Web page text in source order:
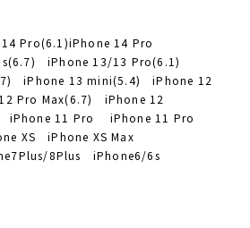
Pro(6.1)iPhone 14 Pro
iPhone 13/13 Pro(6.1)
iPhone 13 mini(5.4) iPhone 12
Pro Max(6.7) iPhone 12
11 Pro iPhone 11 Pro
XS iPhone XS Max
8Plus iPhone6/6s